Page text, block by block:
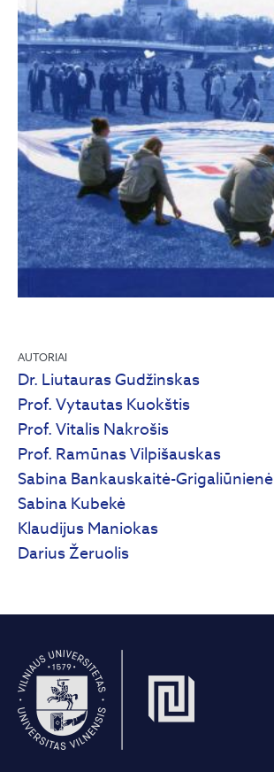
AUTORIAI
Dr. Liutauras Gudžinskas
Prof. Vytautas Kuokštis
Prof. Vitalis Nakrošis
Prof. Ramūnas Vilpišauskas
Sabina Bankauskaitė-Grigaliūnienė
Sabina Kubekė
Klaudijus Maniokas
Darius Žeruolis